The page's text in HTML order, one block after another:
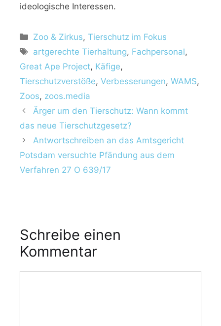
ideologische Interessen.
Zoo & Zirkus,Tierschutz im Fokus
artgerechte Tierhaltung, Fachpersonal,
Great Ape Project, Käfige,
Tierschutzverstöße, Verbesserungen, WAMS,
Zoos, zoos.media
Ärger um den Tierschutz: Wann kommt
das neue Tierschutzgesetz?
Antwortschreiben an das Amtsgericht
Potsdam versuchte Pfändung aus dem
Verfahren 27 O 639/17
Schreibe einen
Kommentar